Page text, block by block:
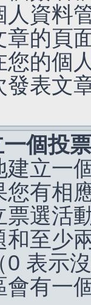
人資料
章的頁
您的個
發表文
個投
建立一
有相
選活
和至少
0 表示
有一